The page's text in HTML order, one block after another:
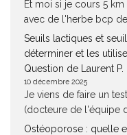
Et moi si je cours 5
avec de l'herbe bcp de
Seuils lactiques et
déterminer et les
Question de Laurent P.
10 décembre 2025
Je viens de faire un
(docteure de l'équipe
Ostéoporose : quelle